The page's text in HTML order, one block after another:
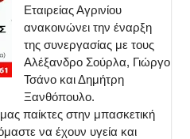
Εταιρείας Αγρινίου
ανακοινώνει την έναρξη
της συνεργασίας με τους
Αλέξανδρο Σούρλα, Γιώργο
Τσάνο και Δημήτρη
Ξανθόπουλο.
παίκτες στην μπασκετική
να έχουν υγεία και